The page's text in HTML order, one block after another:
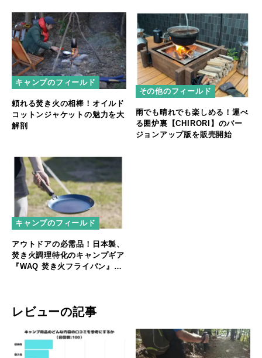
キャンプのフィールド
頼れる焚き火の相棒！オイルド
コットンジャケットの魅力を大
解剖
その他のフィールド
雨でも晴れでも楽しめる！運べ
る囲炉裏【CHIRORI】のバー
ジョンアップ版を販売開始
キャンプのフィールド
アウトドアの必需品！日本製、
焚き火調理特化のキャンプギア
『WAQ 焚き火フライパン』販
レビューの記事